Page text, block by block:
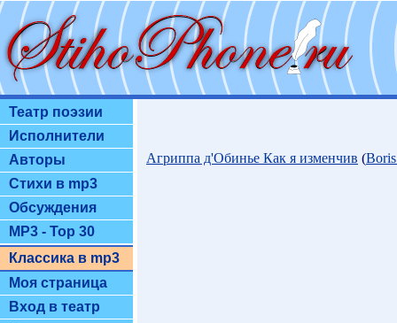
Театр поэзии
Исполнители
Авторы
Стихи в mp3
Обсуждения
MP3 - Top 30
Классика в mp3
Моя страница
Вход в театр
Агриппа д'Обинье Как я изменчив (